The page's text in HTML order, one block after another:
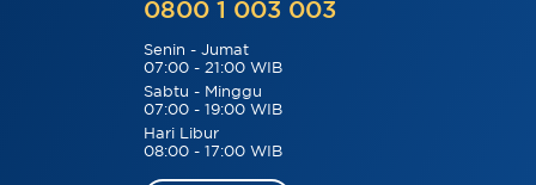
0800 1 003 003
Senin - Jumat
07:00 - 21:00 WIB
Sabtu - Minggu
07:00 - 19:00 WIB
Hari Libur
08:00 - 17:00 WIB